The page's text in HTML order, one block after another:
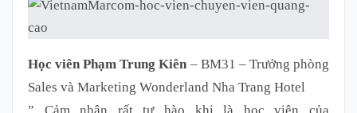
Học viên Phạm Trung Kiên – BM31 – Trưởng phòng
Sales và Marketing Wonderland Nha Trang Hotel